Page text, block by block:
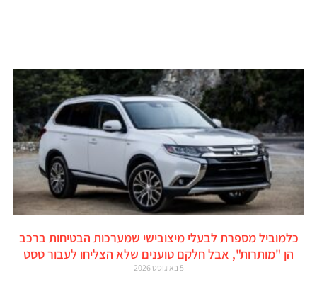
כלמוביל מספרת לבעלי מיצובישי שמערכות הבטיחות ברכב
הן "מותרות", אבל חלקם טוענים שלא הצליחו לעבור טסט
5 באוגוסט 2026